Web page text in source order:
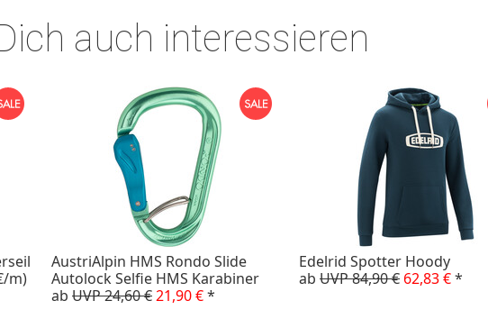
auch interessieren
m)
AustriAlpin HMS Rondo Slide
Autolock Selfie HMS Karabiner
ab UVP 24,60 €21,90 €*
Edelrid Spotter Hoody
ab UVP 84,90 € 62,83 €*